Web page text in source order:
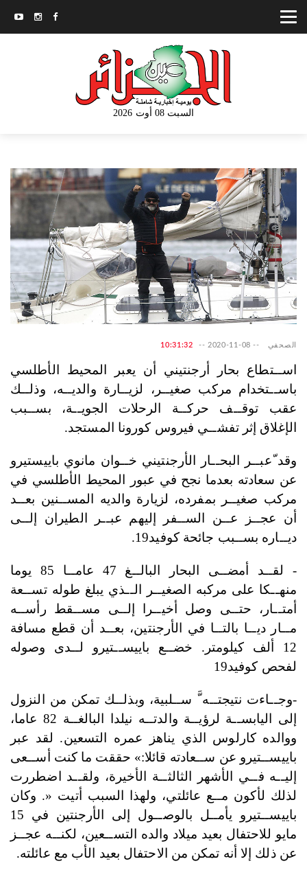
السبت 08 أوت 2026
الصحفي --
2020-11-08
--
10:31:32
اســتطاع بحار أرجنتيني أن يعبر المحيط الأطلسي
باســتخدام مركب صغيــر، لزيــارة والديــه، وذلــك
عقب توقــف حركــة الرحلات الجويــة، بســبب
الإغلاق إثر تفشــي فيروس كورونا المستجد.
وقد ّعبــر البحــار الأرجنتيني خــوان مانوي باييستيرو
عن سعادته بعدما نجح في عبور المحيط الأطلسي في
مركب صغيــر بمفرده، لزيارة والديه المســنين بعــد
أن عجــز عــن الســفر إليهم عبــر الطيران إلــى
ديــاره بســبب جائحة كوفيد19.
- لقــد أمضــى البحار البالــغ 47 عامــا 85 يوما
منهــكا على مركبه الصغيــر الــذي يبلغ طوله تســعة
أمتــار، حتــى وصل أخيــرا إلــى مســقط رأســه
مــار ديــا بالتــا في الأرجنتين، بعــد أن قطع مسافة
12 ألف كيلومتر. خضــع باييســتيرو لــدى وصوله
لفحص كوفيد19
-وجــاءت نتيجتــه َّ ســلبية، وبذلــك تمكن من النزول
إلى اليابســة لرؤيــة والدتــه نيلدا البالغــة 82 عاما،
ووالده كارلوس الذي يناهز عمره التسعين. لقد عبر
باييســتيرو عن ســعادته قائلا:» حققت ما كنت أســعى
إليــه فــي الأشهر الثالثــة الأخيرة، ولقــد اضطررت
لذلك لأكون مــع عائلتي، ولهذا السبب أتيت «. وكان
باييســتيرو يأمــل بالوصــول إلى الأرجنتين في 15
مايو للاحتفال بعيد ميلاد والده التســعين، لكنــه عجــز
عن ذلك إلا أنه تمكن من الاحتفال بعيد الأب مع عائلته.